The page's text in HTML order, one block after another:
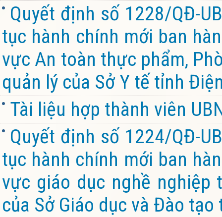
Quyết định số 1228/QĐ-
tục hành chính mới ban
vực An toàn thực phẩm,
quản lý của Sở Y tế tỉnh
Tài liệu hợp thành viên
Quyết định số 1224/QĐ-
tục hành chính mới ban
vực giáo dục nghề nghiệp
của Sở Giáo dục và Đào